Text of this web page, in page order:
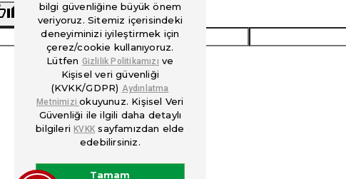
bilgi güvenliğine büyük önem
veriyoruz. Sitemiz içerisindeki
deneyiminizi iyileştirmek için
çerez/cookie kullanıyoruz.
Lütfen Gizlilik Politikamızı ve
Kişisel veri güvenliği
(KVKK/GDPR) Aydınlatma
Metnimiziokuyunuz. Kişisel Veri
Güvenliği ile ilgili daha detaylı
bilgileriKVKK sayfamızdan elde
edebilirsiniz.
Tamam